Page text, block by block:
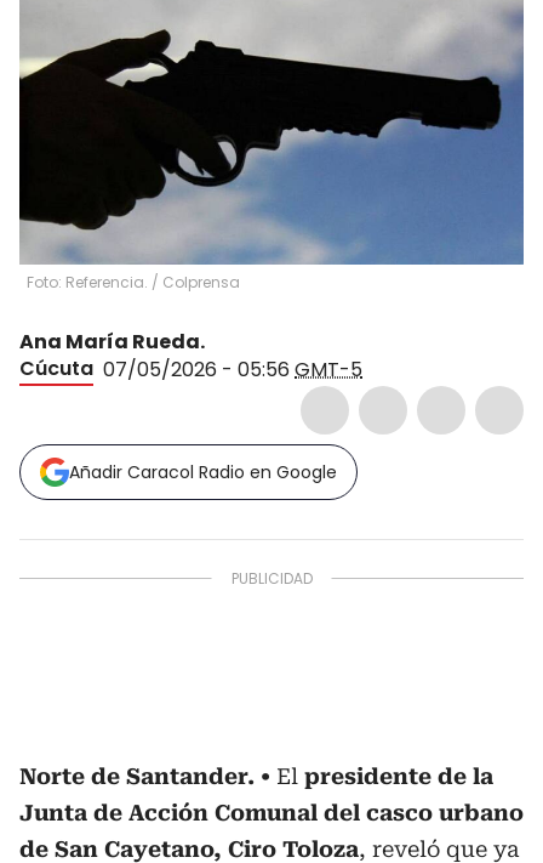
Foto: Referencia. / Colprensa
Ana María Rueda.
Cúcuta 07/05/2026 - 05:56 GMT-5
Añadir Caracol Radio en Google
Norte de Santander. El presidente de la
Junta de Acción Comunal del casco urbano
de San Cayetano, Ciro Toloza, reveló que ya